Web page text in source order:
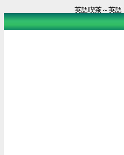
英語喫茶～英語